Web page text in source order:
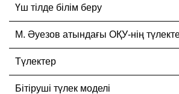
Үш тілде білім беру
М. Әуезов атындағы ОҚУ-нің
Түлектер
Бітіруші түлек моделі